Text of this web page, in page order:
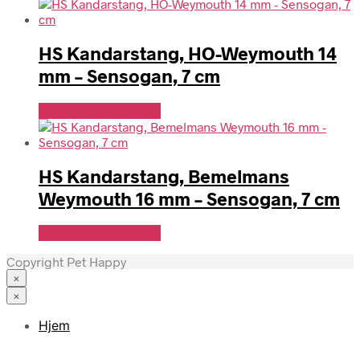
HS Kandarstang, HO-Weymouth 14
mm – Sensogan, 7 cm
HS Kandarstang, Bemelmans
Weymouth 16 mm – Sensogan, 7 cm
Copyright Pet Happy
×
×
Hjem